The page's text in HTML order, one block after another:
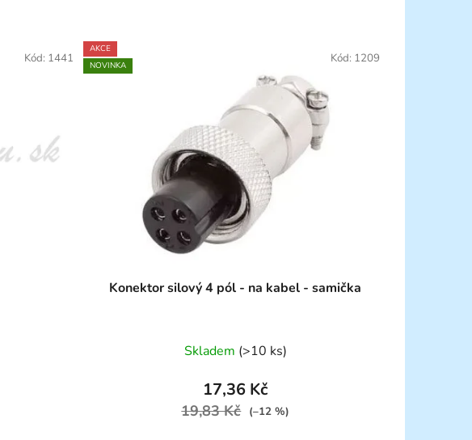
Kód: 1441
AKCE
NOVINKA
Konektor silový 4 pól - na kabel - samička
Skladem (>10 ks)
17,36 Kč
19,83 Kč (–12 %)
Kód: 1209